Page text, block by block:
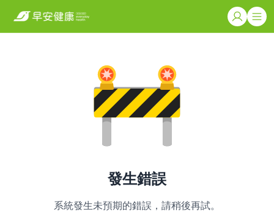
發生錯誤
系統發生未預期的錯誤，請稍後再試。